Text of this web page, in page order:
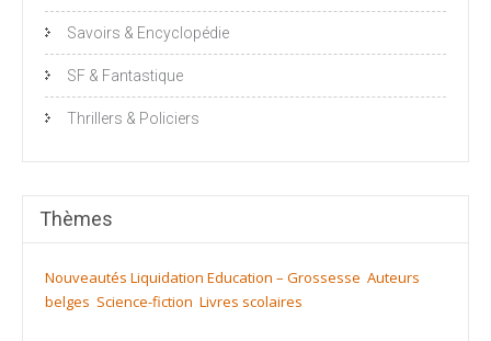
Savoirs & Encyclopédie
SF & Fantastique
Thrillers & Policiers
Thèmes
Nouveautés Liquidation Education – Grossesse Auteurs
belges Science-fiction Livres scolaires